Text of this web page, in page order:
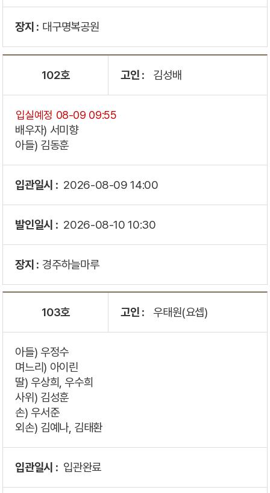
장지 : 대구명복공원
102호 고인 : 김성배
입실예정 08-09 09:55
배우자) 서미향
아들) 김동훈
입관일시 : 2026-08-09 14:00
발인일시 : 2026-08-10 10:30
장지 : 경주하늘마루
103호 고인 : 우태원(요셉)
아들) 우정수
며느리) 아이린
딸) 우상희, 우수희
사위) 김성훈
손) 우서준
외손) 김예나, 김태환
입관일시 : 입관완료